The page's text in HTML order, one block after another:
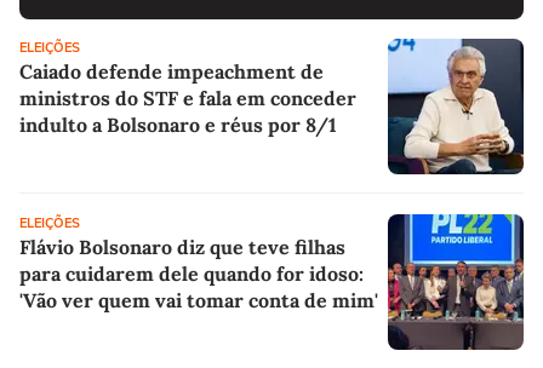
ELEIÇÕES
Caiado defende impeachment de
ministros do STF e fala em conceder
indulto a Bolsonaro e réus por 8/1
ELEIÇÕES
Flávio Bolsonaro diz que teve filhas
para cuidarem dele quando for idoso:
'Vão ver quem vai tomar conta de mim'